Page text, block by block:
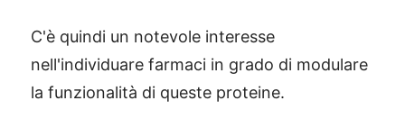
C'è quindi un notevole interesse
nell'individuare farmaci in grado di modulare
la funzionalità di queste proteine.